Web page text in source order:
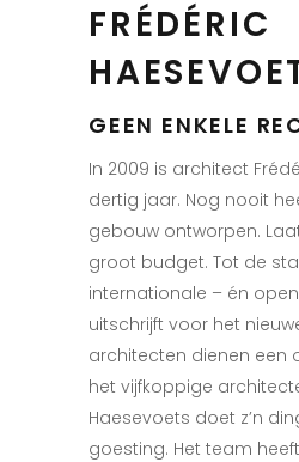
FRÉDÉRIC
GEEN ENKELE
In 2009 is architect
dertig jaar. Nog nooit
gebouw ontworpen.
groot budget. Tot de
internationale – én
uitschrijft voor het
architecten dienen een
het vijfkoppige
Haesevoets doet z’n
goesting. Het team